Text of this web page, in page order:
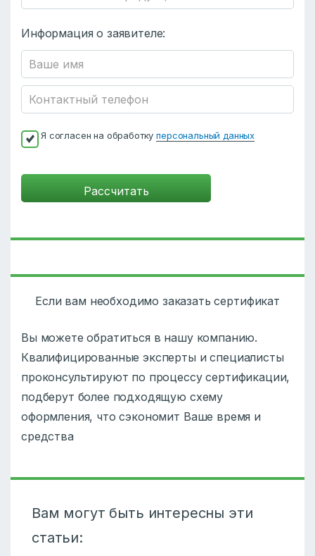
Информация о заявителе:
Я согласен на обработкуперсональный данных
Если вам необходимо заказать сертификат
Вы можете обратиться в нашу компанию.
Квалифицированные эксперты и специалисты
проконсультируют по процессу сертификации,
подберут более подходящую схему
оформления, что сэкономит Ваше время и
средства
Вам могут быть интересны эти
статьи: